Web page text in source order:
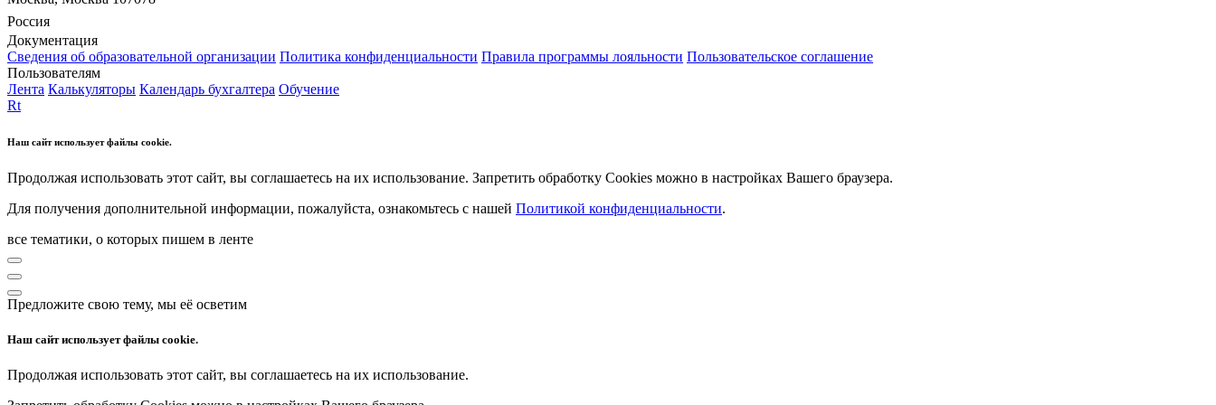
Россия
Документация
Сведения об образовательной организации Политика конфиденциальности Правила программы лояльности Пользовательское соглашение
Пользователям
Лента Калькуляторы Календарь бухгалтера Обучение
Rt
Наш сайт использует файлы cookie.
Продолжая использовать этот сайт, вы соглашаетесь на их использование. Запретить обработку Cookies можно в настройках Вашего браузера.
Для получения дополнительной информации, пожалуйста, ознакомьтесь с нашей Политикой конфиденциальности.
все тематики, о которых пишем в ленте
Предложите свою тему, мы её осветим
Наш сайт использует файлы cookie.
Продолжая использовать этот сайт, вы соглашаетесь на их использование.